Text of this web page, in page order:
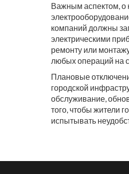
Важным аспектом, о
компаний должны
электрическими
ремонту или
любых операций на
Плановые
городской
обслуживание,
того, чтобы жители
испытывать